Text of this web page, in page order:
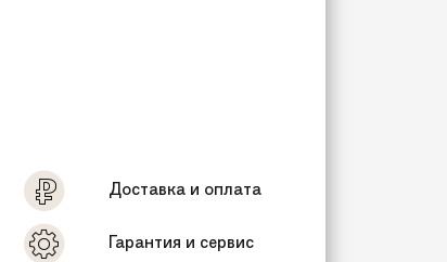
Доставка и оплата
Гарантия и сервис